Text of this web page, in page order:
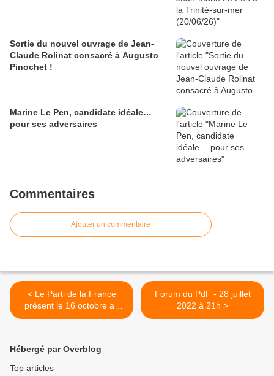
Sortie du nouvel ouvrage de Jean-
Claude Rolinat consacré à Augusto
Pinochet !
Marine Le Pen, candidate idéale…
pour ses adversaires
Commentaires
Ajouter un commentaire
< Le Parti de la France
présent le 16 octobre au
rendez-vous des BBR !
Forum du PdF - 28 juillet
2022 à 21h >
Hébergé par Overblog
Top articles